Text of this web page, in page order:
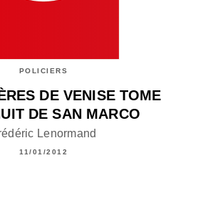
POLICIERS
DE VENISE TOME
DE SAN MARCO
Lenormand
11/01/2012